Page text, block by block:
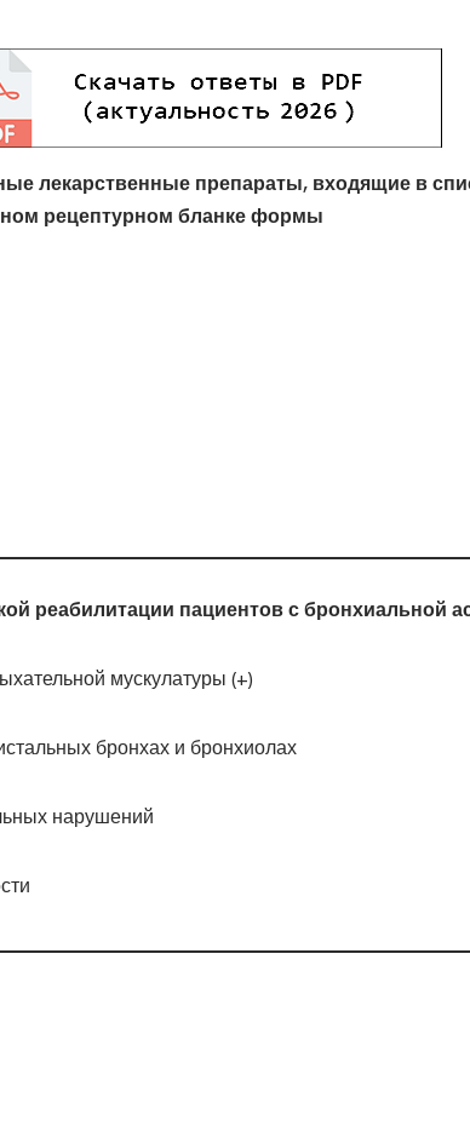
лекарственные препараты, входящие в
рецептурном бланке формы
реабилитации пациентов с бронхиальной
мускулатуры (+)
бронхах и бронхиолах
нарушений